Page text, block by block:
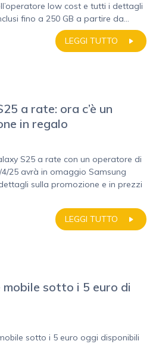
low cost e tutti i dettagli
fino a 250 GB a partire da...
LEGGI TUTTO
a rate: ora c’è un
in regalo
S25 a rate con un operatore di
25 avrà in omaggio Samsung
sulla promozione e in prezzi
LEGGI TUTTO
sotto i 5 euro di
sotto i 5 euro oggi disponibili